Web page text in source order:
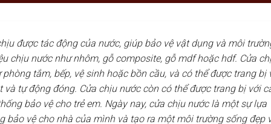
được tác động của nước, giúp bảo vệ vật dụng và môi
chịu nước như nhôm, gỗ composite, gỗ mdf hoặc hdf. Cửa
tắm, bếp, vệ sinh hoặc bồn cầu, và có thể được trang bị
tự động đóng. Cửa chịu nước còn có thể được trang bị với
bảo vệ cho trẻ em. Ngày nay, cửa chịu nước là một sự lựa
bảo vệ cho nhà của mình và tạo ra một môi trường sống đẹp